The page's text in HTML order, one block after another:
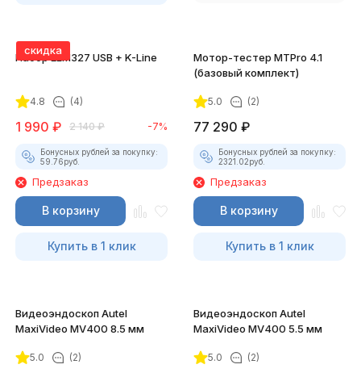
скидка
Набор ELM327 USB + K-Line
4.8 (4)
1 990 ₽ 2 140 ₽ -7%
Бонусных рублей за покупку:
59.76руб.
Предзаказ
В корзину
Купить в 1 клик
Мотор-тестер MTPro 4.1
(базовый комплект)
5.0 (2)
77 290 ₽
Бонусных рублей за покупку:
2321.02руб.
Предзаказ
В корзину
Купить в 1 клик
Видеоэндоскоп Autel
MaxiVideo MV400 8.5 мм
5.0 (2)
Видеоэндоскоп Autel
MaxiVideo MV400 5.5 мм
5.0 (2)